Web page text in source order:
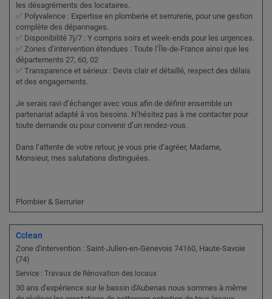
les désagréments des locataires.
✅ Polyvalence : Expertise en plomberie et serrurerie, pour une gestion
complète des dépannages.
✅ Disponibilité 7j/7 : Y compris soirs et week-ends pour les urgences.
✅ Zones d’intervention étendues : Toute l’Île-de-France ainsi que les
départements 27, 60, 02
✅ Transparence et sérieux : Devis clair et détaillé, respect des délais
et des engagements.
Je serais ravi d’échanger avec vous afin de définir ensemble un
partenariat adapté à vos besoins. N’hésitez pas à me contacter pour
toute demande ou pour convenir d’un rendez-vous.
Dans l’attente de votre retour, je vous prie d’agréer, Madame,
Monsieur, mes salutations distinguées.
Plombier & Serrurier
Cclean
Zone d'intervention : Saint-Julien-en-Genevois 74160, Haute-Savoie
(74)
Service : Travaux de Rénovation des locaux
30 ans d'expérience sur le bassin d'Aubenas nous sommes à même